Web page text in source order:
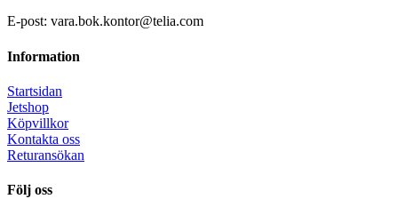
E-post: vara.bok.kontor@telia.com
Information
Startsidan
Jetshop
Köpvillkor
Kontakta oss
Returansökan
Följ oss